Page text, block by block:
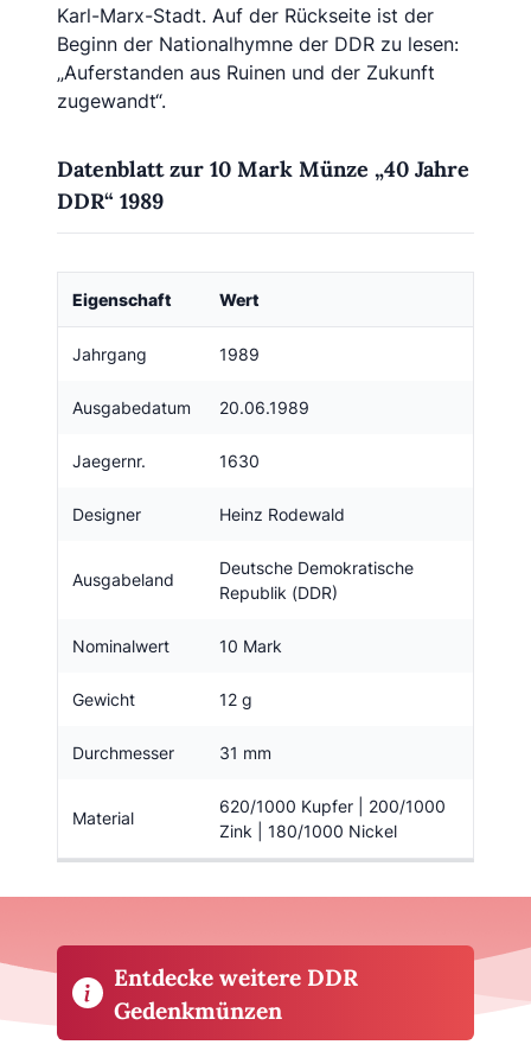
Karl-Marx-Stadt. Auf der Rückseite ist der
Beginn der Nationalhymne der DDR zu lesen:
„Auferstanden aus Ruinen und der Zukunft
zugewandt“.
Datenblatt zur 10 Mark Münze „40 Jahre
DDR“ 1989
Eigenschaft Wert
Jahrgang 1989
Ausgabedatum 20.06.1989
Jaegernr. 1630
Designer Heinz Rodewald
Ausgabeland
Deutsche Demokratische
Republik (DDR)
Nominalwert 10 Mark
Gewicht 12 g
Durchmesser 31 mm
Material
620/1000 Kupfer | 200/1000
Zink | 180/1000 Nickel
Entdecke weitere DDR
Gedenkmünzen